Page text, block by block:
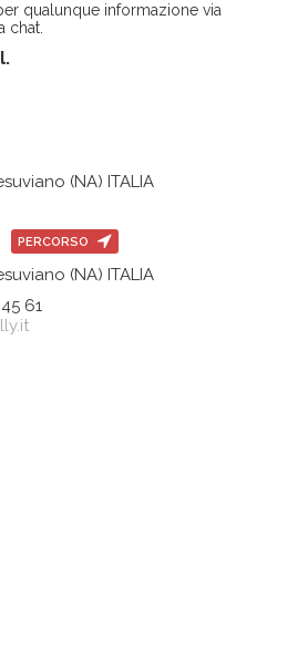
qualunque informazione via
chat.
(NA) ITALIA
PERCORSO
(NA) ITALIA
61